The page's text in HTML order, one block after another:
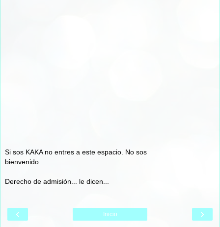
Si sos KAKA no entres a este espacio. No sos
bienvenido.
Derecho de admisión... le dicen...
‹ ›
Inicio